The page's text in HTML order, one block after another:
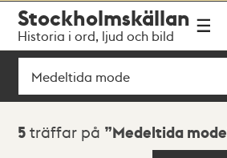
navigationen
huvudinnehållet
Stockholmskällan
Historia i ord, ljud och bild
Sök
Sökresultat
5 träffar på Medeltida mode